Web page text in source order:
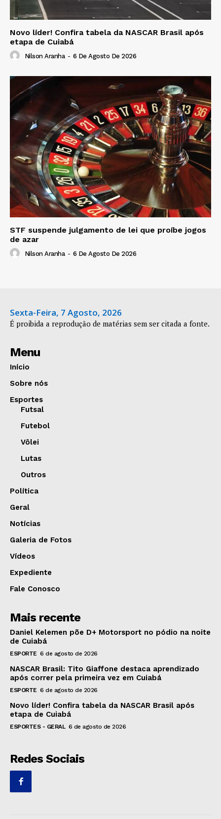
Novo líder! Confira tabela da NASCAR Brasil após
etapa de Cuiabá
Nilson Aranha - 6 De Agosto De 2026
STF suspende julgamento de lei que proíbe jogos
de azar
Nilson Aranha - 6 De Agosto De 2026
Sexta-Feira, 7 Agosto, 2026
É proibida a reprodução de matérias sem ser citada a fonte.
Menu
Início
Sobre nós
Esportes
Futsal
Futebol
Vôlei
Lutas
Outros
Política
Geral
Notícias
Galeria de Fotos
Vídeos
Expediente
Fale Conosco
Mais recente
Daniel Kelemen põe D+ Motorsport no pódio na noite
de Cuiabá
ESPORTE 6 de agosto de 2026
NASCAR Brasil: Tito Giaffone destaca aprendizado
após correr pela primeira vez em Cuiabá
ESPORTE 6 de agosto de 2026
Novo líder! Confira tabela da NASCAR Brasil após
etapa de Cuiabá
ESPORTES - GERAL 6 de agosto de 2026
Redes Sociais